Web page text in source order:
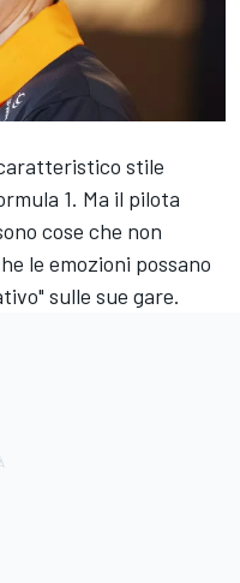
stile
1. Ma il pilota
cose che non
le emozioni possano
sulle sue gare.